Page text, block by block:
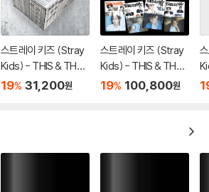
스트레이 키즈 (Stray
Kids) - THIS & THAT
[TRUCK VER.]
19% 31,200원
스트레이 키즈 (Stray
Kids) - THIS & THAT
[& VER.][8종 SET]
19% 100,800원